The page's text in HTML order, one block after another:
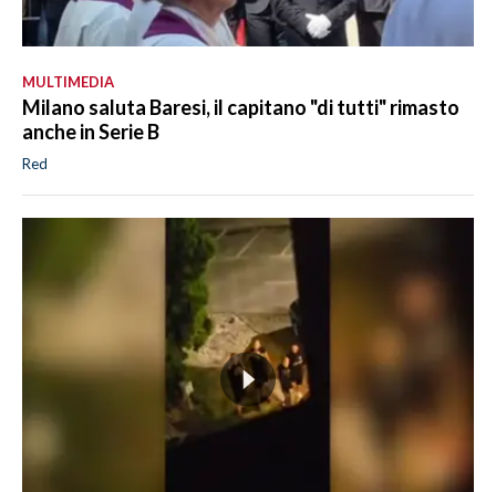
MULTIMEDIA
Milano saluta Baresi, il capitano "di tutti" rimasto
anche in Serie B
Red